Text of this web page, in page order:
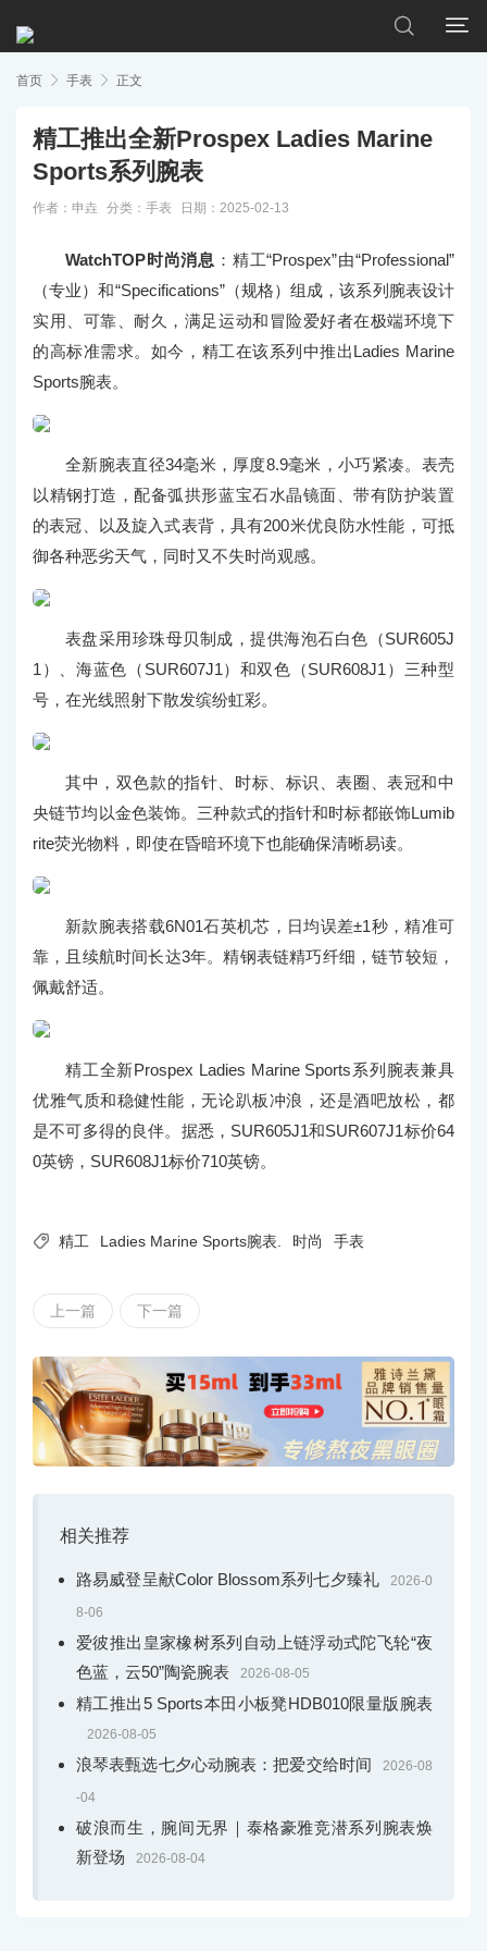


首页  手表  正文
精工推出全新Prospex Ladies Marine
Sports系列腕表
作者：申垚 分类： 手表 日期：2025-02-13
WatchTOP时尚消息 ：精工“Prospex”由“Professional”
（专业）和“Specifications”（规格）组成，该系列腕表设计
实用、可靠、耐久，满足运动和冒险爱好者在极端环境下
的高标准需求。如今，精工在该系列中推出Ladies Marine
Sports腕表。
全新腕表直径34毫米，厚度8.9毫米，小巧紧凑。表壳
以精钢打造，配备弧拱形蓝宝石水晶镜面、带有防护装置
的表冠、以及旋入式表背，具有200米优良防水性能，可抵
御各种恶劣天气，同时又不失时尚观感。
表盘采用珍珠母贝制成，提供海泡石白色（SUR605J
1）、海蓝色（SUR607J1）和双色（SUR608J1）三种型
号，在光线照射下散发缤纷虹彩。
其中，双色款的指针、时标、标识、表圈、表冠和中
央链节均以金色装饰。三种款式的指针和时标都嵌饰Lumib
rite荧光物料，即使在昏暗环境下也能确保清晰易读。
新款腕表搭载6N01石英机芯，日均误差±1秒，精准可
靠，且续航时间长达3年。精钢表链精巧纤细，链节较短，
佩戴舒适。
精工全新Prospex Ladies Marine Sports系列腕表兼具
优雅气质和稳健性能，无论趴板冲浪，还是酒吧放松，都
是不可多得的良伴。据悉，SUR605J1和SUR607J1标价64
0英镑，SUR608J1标价710英镑。
 精工 Ladies Marine Sports腕表. 时尚 手表
上一篇 下一篇
相关推荐
路易威登呈献Color Blossom系列七夕臻礼 2026-0
8-06
爱彼推出皇家橡树系列自动上链浮动式陀飞轮“夜
色蓝，云50”陶瓷腕表
2026-08-05
精工推出5 Sports本田小板凳HDB010限量版腕表
2026-08-05
浪琴表甄选七夕心动腕表：把爱交给时间 2026-08
-04
破浪而生，腕间无界｜泰格豪雅竞潜系列腕表焕
新登场
2026-08-04